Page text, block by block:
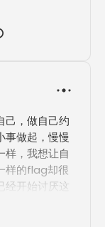
己，做自己约
事做起，慢慢
样，我想让自
样的flag却很
经开始讨厌这
活的经历告